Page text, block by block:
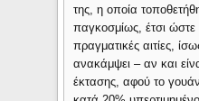
της, η οποία
παγκοσμίως, έτσι
πραγματικές αιτίες,
ανακάμψει – αν και
έκτασης, αφού το